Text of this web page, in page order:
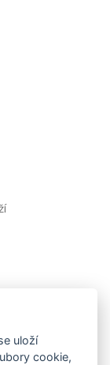
uloží
cookie,